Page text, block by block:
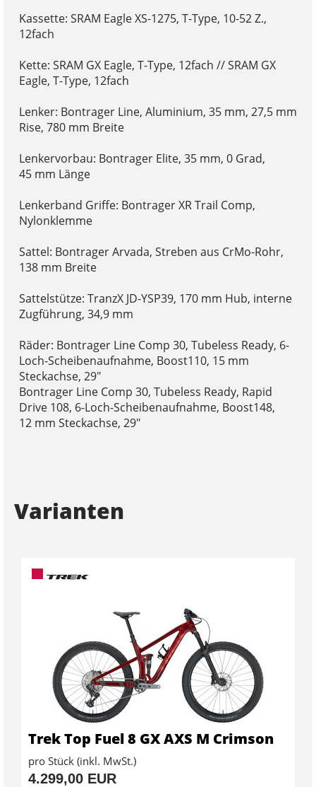
Kassette: SRAM Eagle XS-1275, T-Type, 10-52 Z.,
12fach
Kette: SRAM GX Eagle, T-Type, 12fach // SRAM GX
Eagle, T-Type, 12fach
Lenker: Bontrager Line, Aluminium, 35 mm, 27,5 mm
Rise, 780 mm Breite
Lenkervorbau: Bontrager Elite, 35 mm, 0 Grad,
45 mm Länge
Lenkerband Griffe: Bontrager XR Trail Comp,
Nylonklemme
Sattel: Bontrager Arvada, Streben aus CrMo-Rohr,
138 mm Breite
Sattelstütze: TranzX JD-YSP39, 170 mm Hub, interne
Zugführung, 34,9 mm
Räder: Bontrager Line Comp 30, Tubeless Ready, 6-
Loch-Scheibenaufnahme, Boost110, 15 mm
Steckachse, 29"
Bontrager Line Comp 30, Tubeless Ready, Rapid
Drive 108, 6-Loch-Scheibenaufnahme, Boost148,
12 mm Steckachse, 29"
Varianten
Trek Top Fuel 8 GX AXS M Crimson
pro Stück (inkl. MwSt.)
4.299,00 EUR